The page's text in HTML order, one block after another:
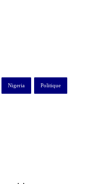
Nigeria Politique